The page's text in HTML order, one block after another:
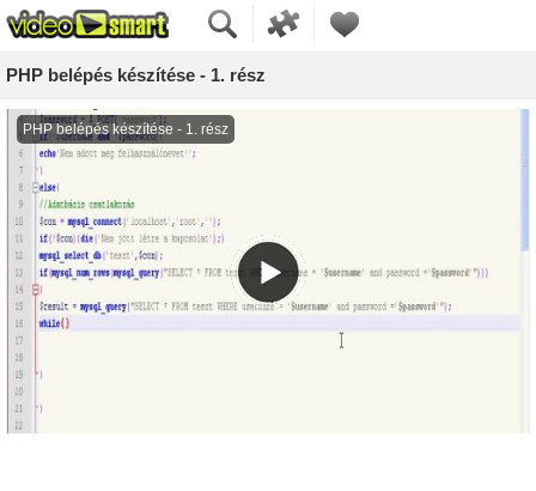
PHP belépés készítése - 1. rész